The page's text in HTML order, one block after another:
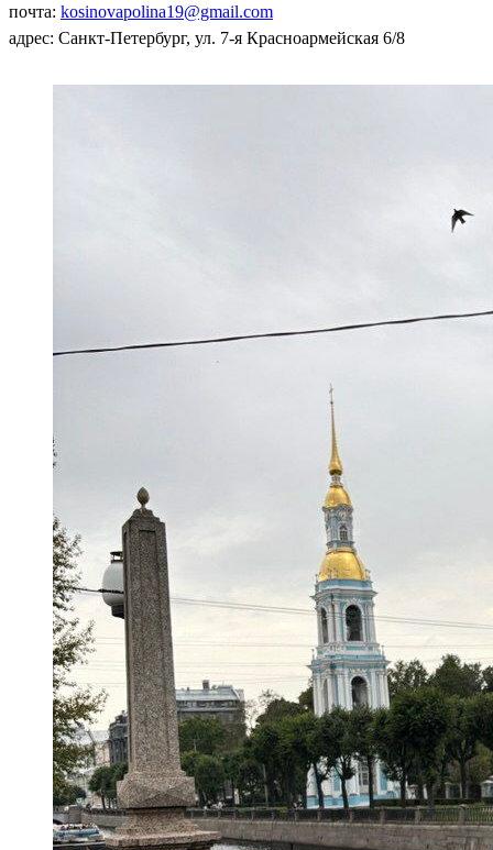
почта: kosinovapolina19@gmail.com
адрес: Санкт-Петербург, ул. 7-я Красноармейская 6/8